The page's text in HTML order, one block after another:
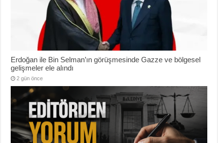
Erdoğan ile Bin Selman’ın görüşmesinde Gazze ve bölgesel
gelişmeler ele alındı
2 gün önce